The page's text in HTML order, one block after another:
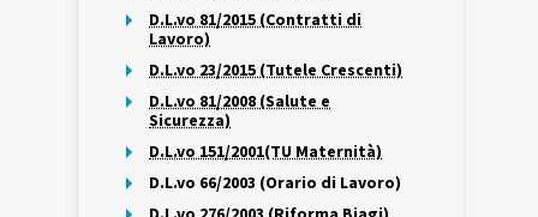
D.L.vo 81/2015 (Contratti di
Lavoro)
D.L.vo 23/2015 (Tutele Crescenti)
D.L.vo 81/2008 (Salute e
Sicurezza)
D.L.vo 151/2001(TU Maternità)
D.L.vo 66/2003 (Orario di Lavoro)